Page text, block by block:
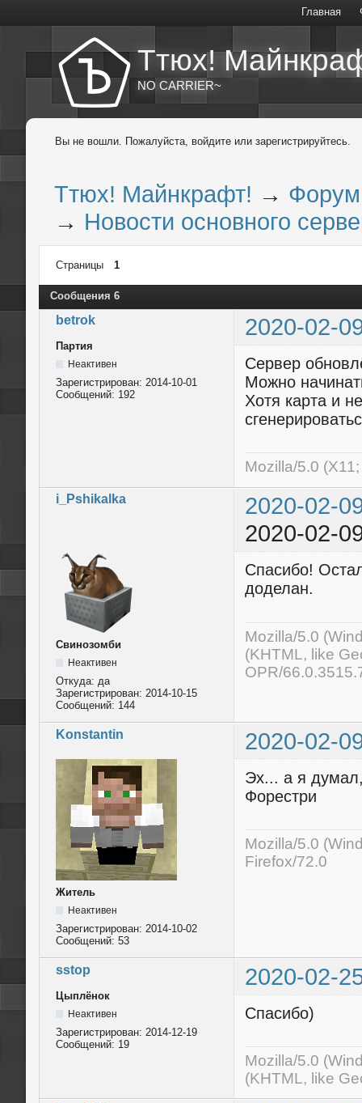
Главная
Ттюх!
NO CARRIER~
Вы не вошли. Пожалуйста, войдите или зарегистрируйтесь.
Ттюх! Майнкрафт! → Форум
→ Новости основного
Страницы 1
Сообщения 6
betrok 2020-02-
Партия
Неактивен
Зарегистрирован: 2014-10-01
Сообщений: 192
Сервер
Можно
Хотя карта и
Mozilla/5.0
i_Pshikalka
2020-02-
2020-02-
Свинозомби
Неактивен
Откуда: да
Зарегистрирован: 2014-10-15
Сообщений: 144
Спасибо!
доделан.
Mozilla/5.0
(KHTML, like
OPR/
Konstantin 2020-02-
Житель
Неактивен
Зарегистрирован: 2014-10-02
Сообщений: 53
Эх... а я
Форестри
Mozilla/5.0
Firefox/72.0
sstop 2020-02-
Цыплёнок
Неактивен
Зарегистрирован: 2014-12-19
Сообщений: 19
Спасибо)
Mozilla/5.0
(KHTML, like